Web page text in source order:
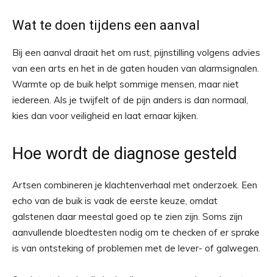
Wat te doen tijdens een aanval
Bij een aanval draait het om rust, pijnstilling volgens advies
van een arts en het in de gaten houden van alarmsignalen.
Warmte op de buik helpt sommige mensen, maar niet
iedereen. Als je twijfelt of de pijn anders is dan normaal,
kies dan voor veiligheid en laat ernaar kijken.
Hoe wordt de diagnose gesteld
Artsen combineren je klachtenverhaal met onderzoek. Een
echo van de buik is vaak de eerste keuze, omdat
galstenen daar meestal goed op te zien zijn. Soms zijn
aanvullende bloedtesten nodig om te checken of er sprake
is van ontsteking of problemen met de lever- of galwegen.